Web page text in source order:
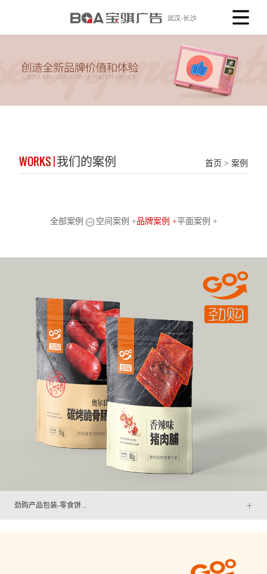
WORKS |我们的案例 首页 > 案例
全部案例 空间案例 +品牌案例 +平面案例 +
劲购产品包装-零食饼... +